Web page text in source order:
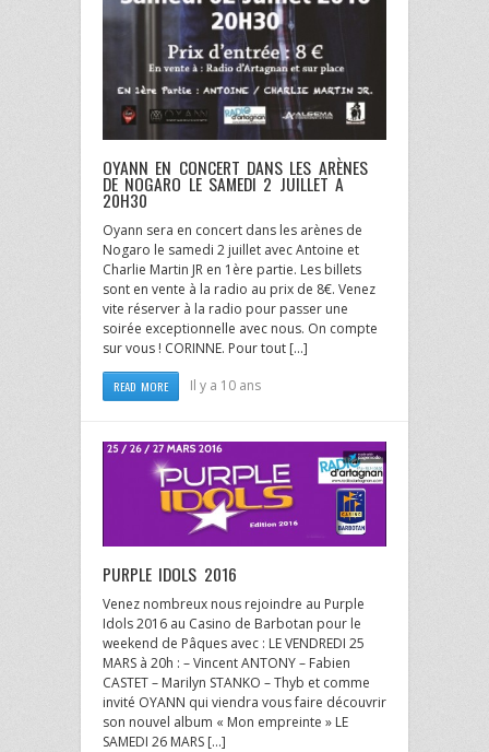
OYANN EN CONCERT DANS LES ARÈNES
DE NOGARO LE SAMEDI 2 JUILLET A
20H30
Oyann sera en concert dans les arènes de
Nogaro le samedi 2 juillet avec Antoine et
Charlie Martin JR en 1ère partie. Les billets
sont en vente à la radio au prix de 8€. Venez
vite réserver à la radio pour passer une
soirée exceptionnelle avec nous. On compte
sur vous ! CORINNE. Pour tout […]
READ MORE Il y a 10 ans
PURPLE IDOLS 2016
Venez nombreux nous rejoindre au Purple
Idols 2016 au Casino de Barbotan pour le
weekend de Pâques avec : LE VENDREDI 25
MARS à 20h : – Vincent ANTONY – Fabien
CASTET – Marilyn STANKO – Thyb et comme
invité OYANN qui viendra vous faire découvrir
son nouvel album « Mon empreinte » LE
SAMEDI 26 MARS […]